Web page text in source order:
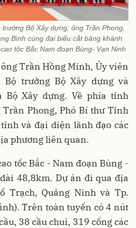
Bộ Xây dựng; ông Trần Phong,
Bình cùng đại biểu cắt băng khánh
tộc Bắc Nam đoạn Bùng- Vạn Ninh
Trần Hồng Minh, Ủy viên
trưởng Bộ Xây dựng và
Bộ Xây dựng. Về phía tỉnh
Trần Phong, Phó Bí thư Tỉnh
và đại diện lãnh đạo các
phương liên quan.
tốc Bắc - Nam đoạn Bùng -
48,8km. Dự án đi qua địa
Trạch, Quảng Ninh và Tp.
Trên toàn tuyến có 4 nút
38 cầu chui, 319 cống các